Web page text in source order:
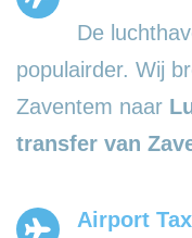
De
populairder. Wij
Zaventem naar
transfer van
Airport